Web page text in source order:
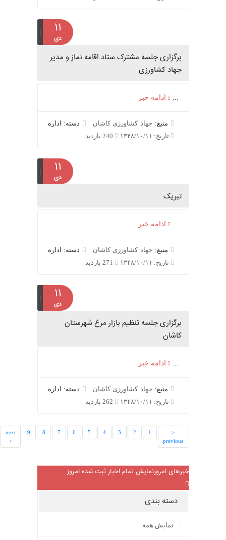
برگزاری جلسه مشترک ستاد اقامه نماز و مدیر
جهاد کشاورزی
ادامه خبر
منبع:جهاد کشاورزی کاشان
دسته: اداره
تاریخ: ۱۳۴۸/۱۰/۱۱
240 بازدید
ادامه خبر
منبع:جهاد کشاورزی کاشان
دسته: اداره
تاریخ: ۱۳۴۸/۱۰/۱۱
271 بازدید
برگزاری جلسه تنظیم بازار مرغ شهرستان
ادامه خبر
منبع:جهاد کشاورزی کاشان
دسته: اداره
تاریخ: ۱۳۴۸/۱۰/۱۱
262 بازدید
previous
next
>
last
>>
خبرهای امروزنمایش تمام اخبار ثبت شده امروز
دسته بندی
نمایش همه